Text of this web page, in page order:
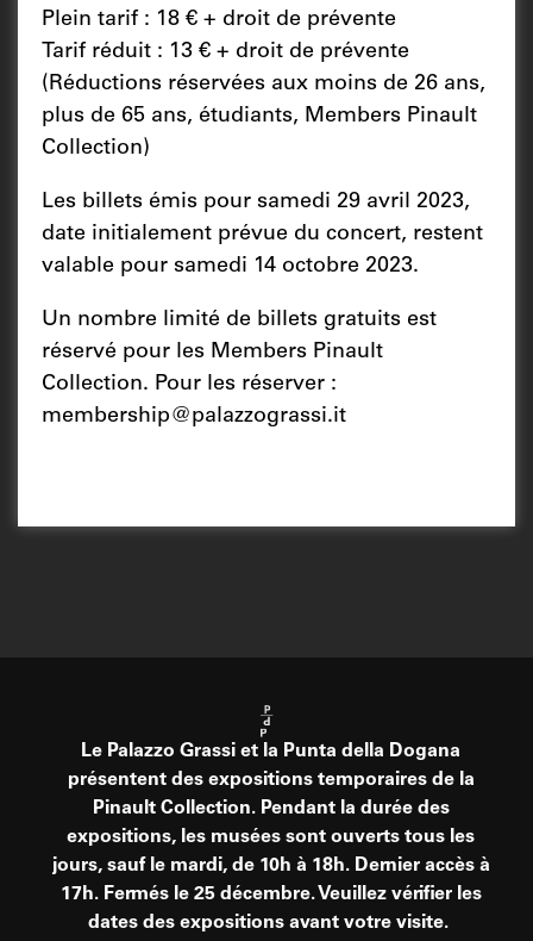
Plein tarif : 18 € + droit de prévente
Tarif réduit : 13 € + droit de prévente
(Réductions réservées aux moins de 26 ans,
plus de 65 ans, étudiants, Members Pinault
Collection)
Les billets émis pour samedi 29 avril 2023,
date initialement prévue du concert, restent
valable pour samedi 14 octobre 2023.
Un nombre limité de billets gratuits est
réservé pour les Members Pinault
Collection. Pour les réserver :
membership@palazzograssi.it
Le Palazzo Grassi et la Punta della Dogana
présentent des expositions temporaires de la
Pinault Collection. Pendant la durée des
expositions, les musées sont ouverts tous les
jours, sauf le mardi, de 10h à 18h. Dernier accès à
17h. Fermés le 25 décembre. Veuillez vérifier les
dates des expositions avant votre visite.